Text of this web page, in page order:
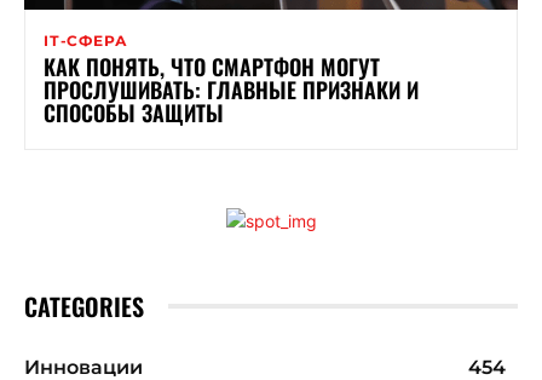
ІТ-СФЕРА
КАК ПОНЯТЬ, ЧТО СМАРТФОН МОГУТ
ПРОСЛУШИВАТЬ: ГЛАВНЫЕ ПРИЗНАКИ И
СПОСОБЫ ЗАЩИТЫ
CATEGORIES
Инновации
454